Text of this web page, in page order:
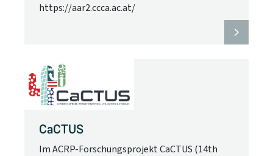
https://aar2.ccca.ac.at/
CaCTUS
Im ACRP-Forschungsprojekt CaCTUS (14th